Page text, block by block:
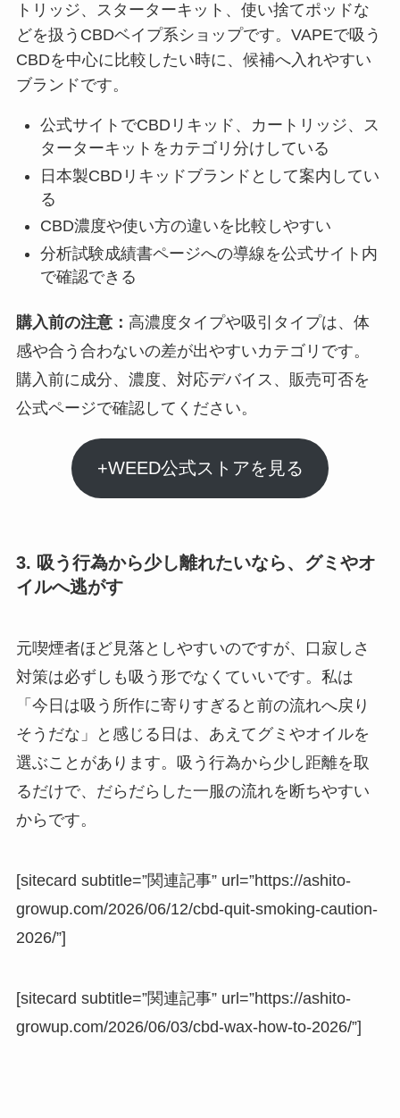
トリッジ、スターターキット、使い捨てポッドな
どを扱うCBDベイプ系ショップです。VAPEで吸う
CBDを中心に比較したい時に、候補へ入れやすい
ブランドです。
公式サイトでCBDリキッド、カートリッジ、ス
ターターキットをカテゴリ分けしている
日本製CBDリキッドブランドとして案内してい
る
CBD濃度や使い方の違いを比較しやすい
分析試験成績書ページへの導線を公式サイト内
で確認できる
購入前の注意： 高濃度タイプや吸引タイプは、体
感や合う合わないの差が出やすいカテゴリです。
購入前に成分、濃度、対応デバイス、販売可否を
公式ページで確認してください。
+WEED公式ストアを見る
3. 吸う行為から少し離れたいなら、グミやオ
イルへ逃がす
元喫煙者ほど見落としやすいのですが、口寂しさ
対策は必ずしも吸う形でなくていいです。私は
「今日は吸う所作に寄りすぎると前の流れへ戻り
そうだな」と感じる日は、あえてグミやオイルを
選ぶことがあります。吸う行為から少し距離を取
るだけで、だらだらした一服の流れを断ちやすい
からです。
[sitecard subtitle=”関連記事” url=”https://ashito-
growup.com/2026/06/12/cbd-quit-smoking-caution-
2026/”]
[sitecard subtitle=”関連記事” url=”https://ashito-
growup.com/2026/06/03/cbd-wax-how-to-2026/”]